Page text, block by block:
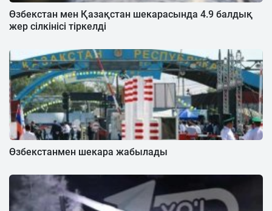
Өзбекстан мен Қазақстан шекарасында 4.9 балдық
жер сілкінісі тіркелді
Өзбекстанмен шекара жабылады